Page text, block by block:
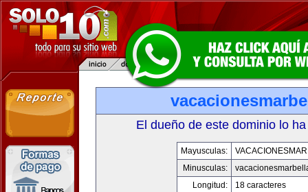
El dueño de este dominio lo
Mayusculas:
Minusculas:
Longitud:
18 caracteres